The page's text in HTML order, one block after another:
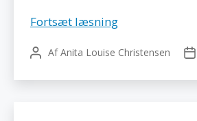
Fortsæt læsning
Indlægsforfatter
AfAnita Louise Christensen